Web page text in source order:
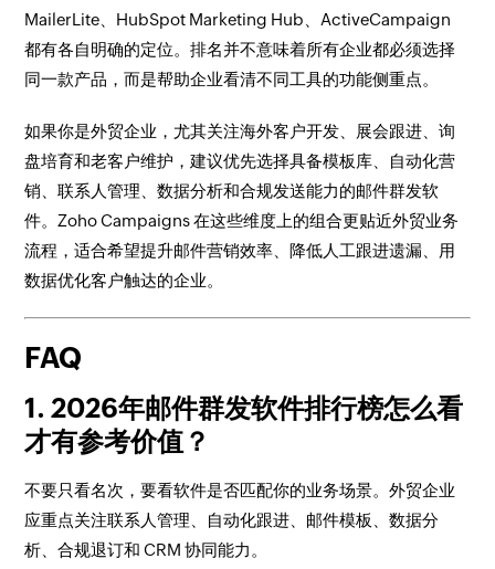
MailerLite、HubSpot Marketing Hub、ActiveCampaign
都有各自明确的定位。排名并不意味着所有企业都必须选择
同一款产品，而是帮助企业看清不同工具的功能侧重点。
如果你是外贸企业，尤其关注海外客户开发、展会跟进、询
盘培育和老客户维护，建议优先选择具备模板库、自动化营
销、联系人管理、数据分析和合规发送能力的邮件群发软
件。Zoho Campaigns 在这些维度上的组合更贴近外贸业务
流程，适合希望提升邮件营销效率、降低人工跟进遗漏、用
数据优化客户触达的企业。
FAQ
1. 2026年邮件群发软件排行榜怎么看
才有参考价值？
不要只看名次，要看软件是否匹配你的业务场景。外贸企业
应重点关注联系人管理、自动化跟进、邮件模板、数据分
析、合规退订和 CRM 协同能力。